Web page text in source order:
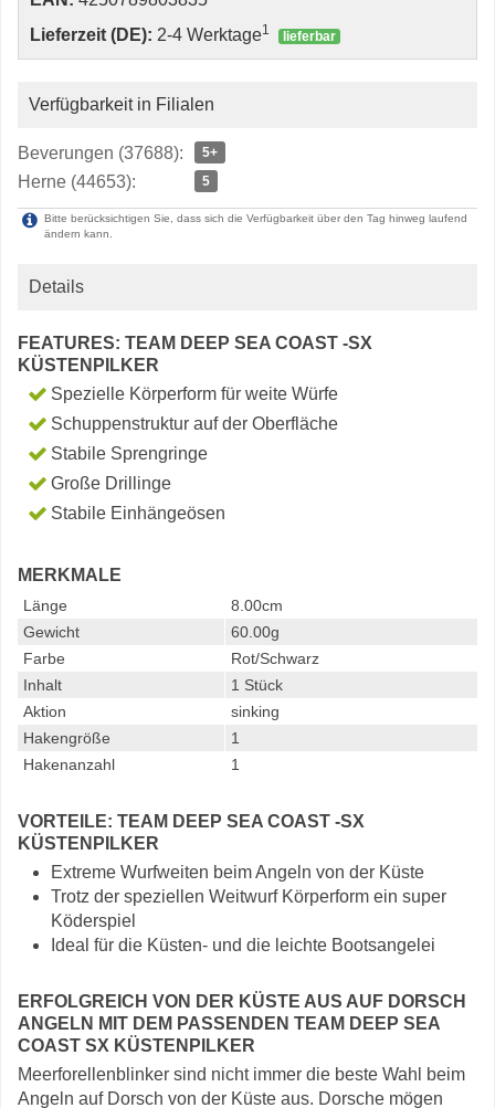
Lieferzeit (DE): 2-4 Werktage1 lieferbar
Verfügbarkeit in Filialen
Beverungen (37688): 5+
Herne (44653): 5
Bitte berücksichtigen Sie, dass sich die Verfügbarkeit über den Tag hinweg laufend
ändern kann.
Details
FEATURES: TEAM DEEP SEA COAST -SX
KÜSTENPILKER
Spezielle Körperform für weite Würfe
Schuppenstruktur auf der Oberfläche
Stabile Sprengringe
Große Drillinge
Stabile Einhängeösen
MERKMALE
Länge
8.00cm
Gewicht
60.00g
Farbe
Rot/Schwarz
Inhalt
1 Stück
Aktion
sinking
Hakengröße
1
Hakenanzahl
1
VORTEILE: TEAM DEEP SEA COAST -SX
KÜSTENPILKER
Extreme Wurfweiten beim Angeln von der Küste
Trotz der speziellen Weitwurf Körperform ein super
Köderspiel
Ideal für die Küsten- und die leichte Bootsangelei
ERFOLGREICH VON DER KÜSTE AUS AUF DORSCH
ANGELN MIT DEM PASSENDEN TEAM DEEP SEA
COAST SX KÜSTENPILKER
Meerforellenblinker sind nicht immer die beste Wahl beim
Angeln auf Dorsch von der Küste aus. Dorsche mögen